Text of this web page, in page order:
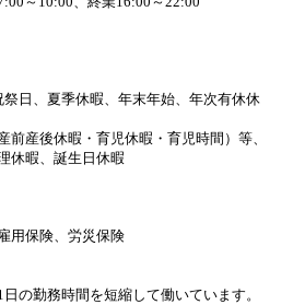
日、夏季休暇、年末年始、年次有休休
前産後休暇・育児休暇・育児時間）等、
休暇、誕生日休暇
用保険、労災保険
の勤務時間を短縮して働いています。